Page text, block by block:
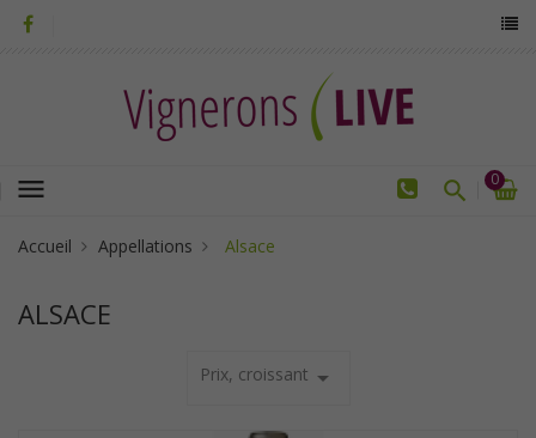
menu 0
Accueil Appellations Alsace
ALSACE
Prix, croissant arrow_drop_down